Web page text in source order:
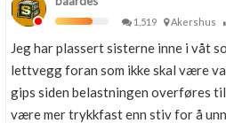
1,519
Akershus
Jeg har plassert sisterne inne i våt
lettvegg foran som ikke skal være
gips siden belastningen overføres til
være mer trykkfast enn stiv for å